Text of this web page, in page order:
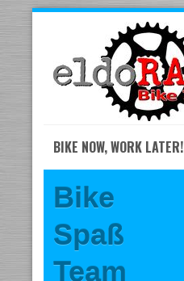
content
BIKE NOW, WORK LATER!
Bike
Spaß
Team